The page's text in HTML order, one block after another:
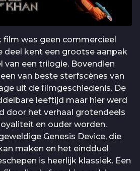
film was geen commercieel
deel kent een grootse aanpak
van een trilogie. Bovendien
van beste sterfscènes van
uit de filmgeschiedenis. De
leeftijd maar hier werd
door het verhaal grotendeels
en ouder worden.
Genesis Device, die
maken en het eindduel
is heerlijk klassiek. Een